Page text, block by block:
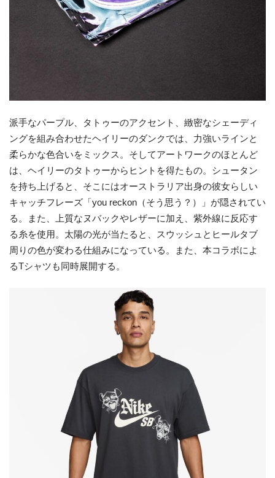
派手なパープル、タトゥーのアクセント、緻密なシェーディ
ングを組み合わせたヘイリーのダンクでは、力強いラインと
柔らかな色合いをミックス。そしてアートワークのほとんど
は、ヘイリーのタトゥーからヒントを得たもの。シュータン
を持ち上げると、そこにはオーストラリア出身の彼女らしい
キャッチフレーズ「you reckon（そう思う？）」が隠されてい
る。また、上質なヌバックやレザーに加え、紫外線に反応す
る糸を使用。太陽の光が当たると、スウッシュとヒールタブ
周りの色が変わる仕組みになっている。また、本コラボによ
るTシャツも同時展開する。